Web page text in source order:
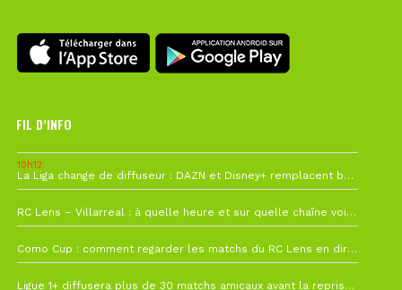
FIL D’INFO
10h12
La Liga change de diffuseur : DAZN et Disney+ remplacent beIN Sports !
RC Lens – Villarreal : à quelle heure et sur quelle chaîne voir la finale de la Como Cup ?
Como Cup : comment regarder les matchs du RC Lens en direct ?
Ligue 1+ diffusera plus de 30 matchs amicaux avant la reprise de la Ligue 1